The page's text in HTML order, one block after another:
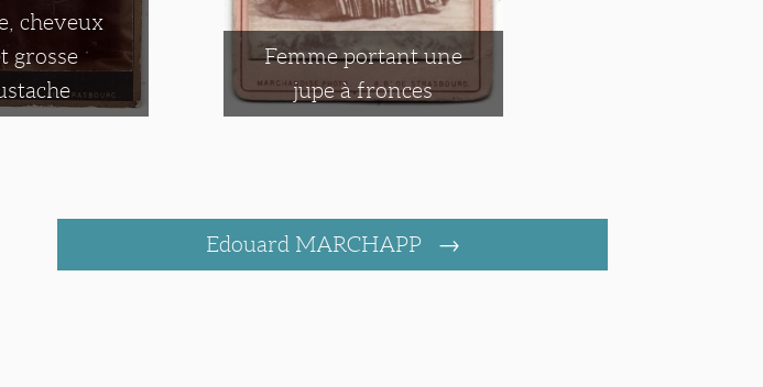
cheveux
grosse
Femme portant une
jupe à fronces
Edouard MARCHAPP